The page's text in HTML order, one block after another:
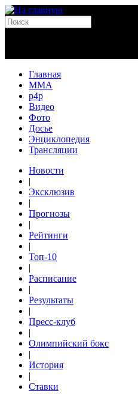
Главная
MMA
p4p
Видео
Фото
Досье
Энциклопедия
Трансляции
Новости
|
Эксклюзив
|
Прогнозы
|
Рейтинги
|
Топ-10
|
Расписание
|
Результаты
|
Пресс-клуб
|
Олимпийский бокс
|
История
|
Ставки